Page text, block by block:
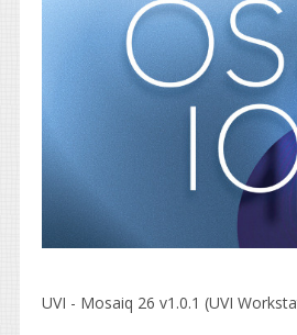
UVI - Mosaiq 26 v1.0.1 (UVI